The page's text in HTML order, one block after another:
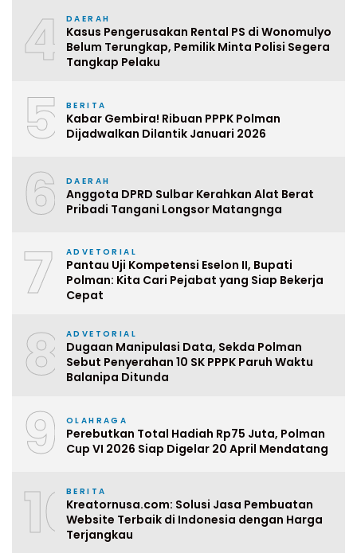
4 DAERAH
Kasus Pengerusakan Rental PS di Wonomulyo
Belum Terungkap, Pemilik Minta Polisi Segera
Tangkap Pelaku
5 BERITA
Kabar Gembira! Ribuan PPPK Polman
Dijadwalkan Dilantik Januari 2026
6 DAERAH
Anggota DPRD Sulbar Kerahkan Alat Berat
Pribadi Tangani Longsor Matangnga
7 ADVETORIAL
Pantau Uji Kompetensi Eselon II, Bupati
Polman: Kita Cari Pejabat yang Siap Bekerja
Cepat
8 ADVETORIAL
Dugaan Manipulasi Data, Sekda Polman
Sebut Penyerahan 10 SK PPPK Paruh Waktu
Balanipa Ditunda
9 OLAHRAGA
Perebutkan Total Hadiah Rp75 Juta, Polman
Cup VI 2026 Siap Digelar 20 April Mendatang
10BERITA
Kreatornusa.com: Solusi Jasa Pembuatan
Website Terbaik di Indonesia dengan Harga
Terjangkau